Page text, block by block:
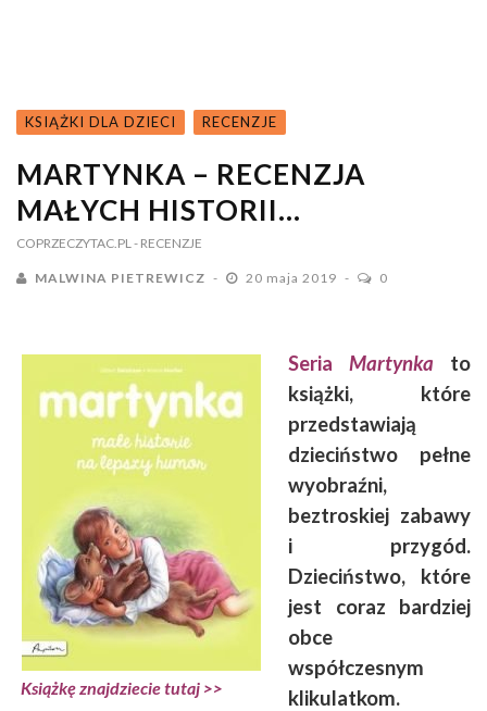
KSIĄŻKI DLA DZIECI RECENZJE
MARTYNKA – RECENZJA
MAŁYCH HISTORII…
COPRZECZYTAC.PL - RECENZJE
MALWINA PIETREWICZ 20 maja 2019 0
Książkę znajdziecie tutaj >>
Seria Martynka to
książki, które
przedstawiają
dzieciństwo pełne
wyobraźni,
beztroskiej zabawy
i przygód.
Dzieciństwo, które
jest coraz bardziej
obce
współczesnym
klikulatkom.